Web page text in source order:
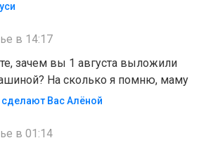
в 14:17
зачем вы 1 августа выложили
На сколько я помню, маму
сделают Вас Алëной
в 01:14